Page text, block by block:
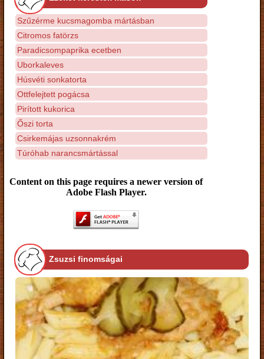
Szűzérme kucsmagomba mártásban
Citromos fatörzs
Paradicsompaprika ecetben
Uborkaleves
Húsvéti sonkatorta
Ottfelejtett pogácsa
Pirított kukorica
Őszi torta
Csirkemájas uzsonnakrém
Túróhab narancsmártással
Content on this page requires a newer version of
Adobe Flash Player.
Zsuzsi finomságai